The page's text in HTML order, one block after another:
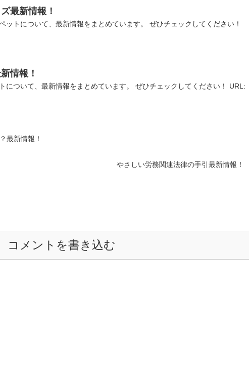
最新情報！
ットについて、最新情報をまとめています。 ぜひチェックしてください！
情報！
について、最新情報をまとめています。 ぜひチェックしてください！ URL:
最新情報！
やさしい労務関連法律の手引最新情報！
コメントを書き込む